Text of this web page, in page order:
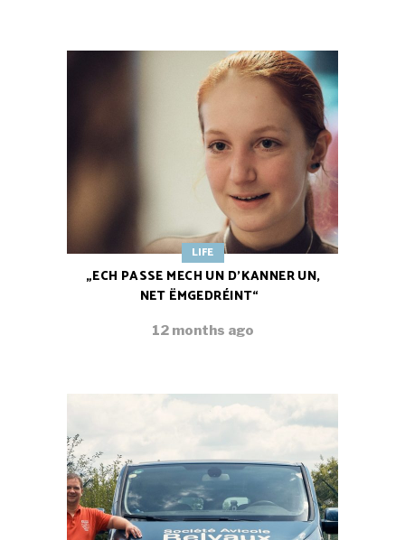
LIFE
„ECH PASSE MECH UN D’KANNER UN,
NET ËMGEDRÉINT“
12 months ago